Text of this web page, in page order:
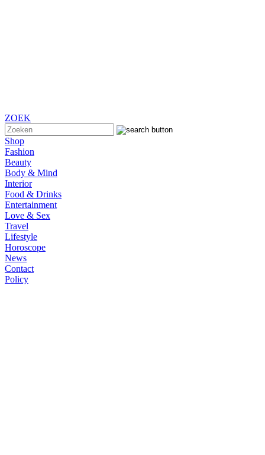
ZOEK
Shop
Fashion
Beauty
Body & Mind
Interior
Food & Drinks
Entertainment
Love & Sex
Travel
Lifestyle
Horoscope
News
Contact
Policy